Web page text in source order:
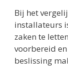
Bij het
installateurs
zaken te
voorbereid
beslissing